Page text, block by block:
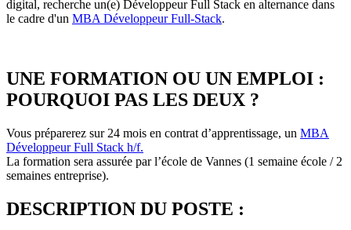
digital, recherche un(e) Développeur Full Stack en alternance dans
le cadre d'un MBA Développeur Full-Stack.
UNE FORMATION OU UN EMPLOI :
POURQUOI PAS LES DEUX ?
Vous préparerez sur 24 mois en contrat d’apprentissage, un MBA
Développeur Full Stack h/f.
La formation sera assurée par l’école de Vannes (1 semaine école / 2
semaines entreprise).
DESCRIPTION DU POSTE :